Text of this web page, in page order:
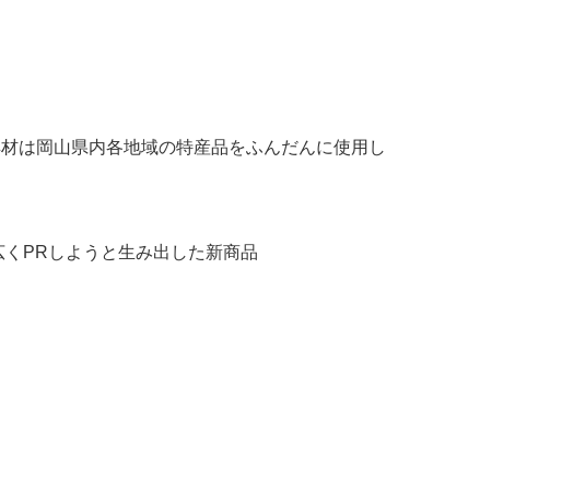
は岡山県内各地域の特産品をふんだんに使用し
PRしようと生み出した新商品